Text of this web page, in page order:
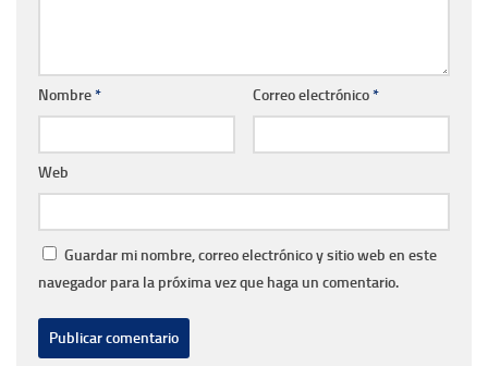
Nombre* Correo electrónico*
Web
Guardar mi nombre, correo electrónico y sitio web en este
navegador para la próxima vez que haga un comentario.